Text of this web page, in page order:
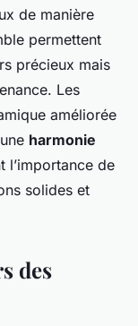
de manière
permettent
précieux mais
Les
améliorée
harmonie
l’importance de
solides et
des